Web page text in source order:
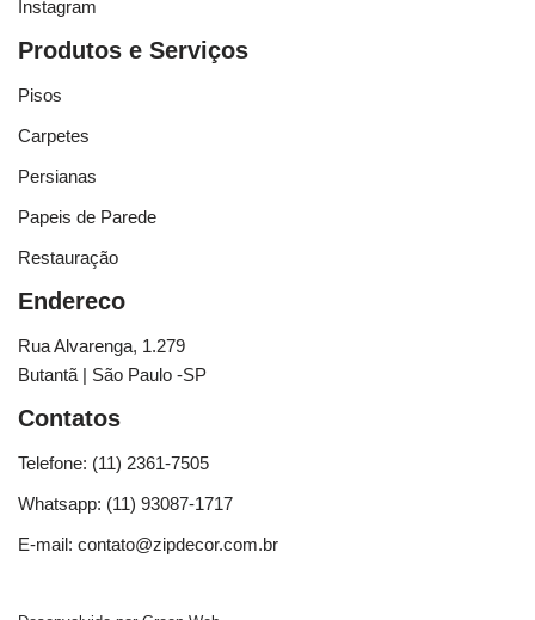
Instagram
Produtos e Serviços
Pisos
Carpetes
Persianas
Papeis de Parede
Restauração
Endereco
Rua Alvarenga, 1.279
Butantã | São Paulo -SP
Contatos
Telefone: (11) 2361-7505
Whatsapp: (11) 93087-1717
E-mail: contato@zipdecor.com.br